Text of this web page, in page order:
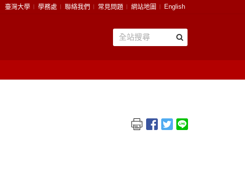
臺灣大學 學務處 聯絡我們 常見問題 網站地圖 English